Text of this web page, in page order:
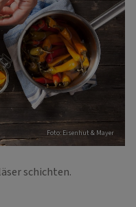
Foto: Eisenhut & Mayer
schichten.